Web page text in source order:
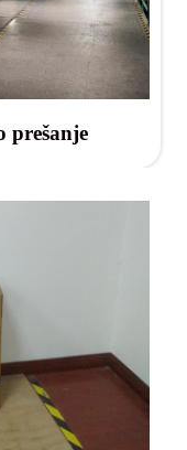
prešanje